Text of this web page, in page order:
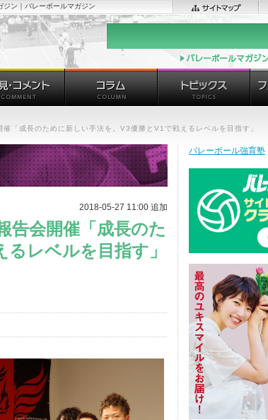
ン｜バレーボールマガジン
「成長のために新しい手法を。V3優勝とV1で戦えるレベルを目指す」
2018-05-27 11:00 追加
告会開催「成長のた
レベルを目指す」
バレーボール強育塾